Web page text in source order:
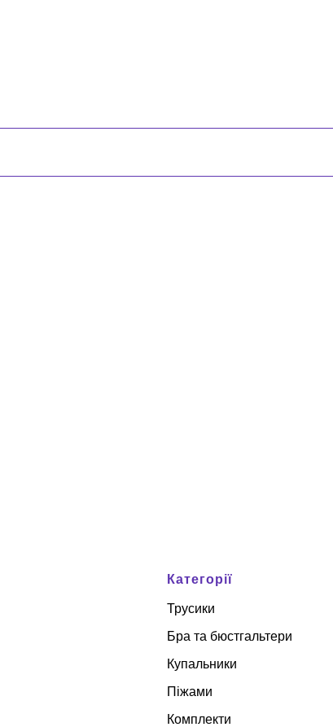
Категорії
Трусики
Бра та бюстгальтери
Купальники
Піжами
Комплекти